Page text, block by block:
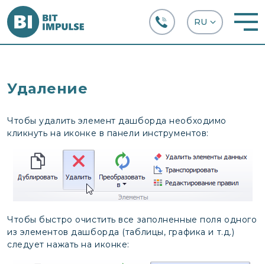
Удаление
Чтобы удалить элемент дашборда необходимо
кликнуть на иконке в панели инструментов:
Чтобы быстро очистить все заполненные поля одного
из элементов дашборда (таблицы, графика и т.д.)
следует нажать на иконке: